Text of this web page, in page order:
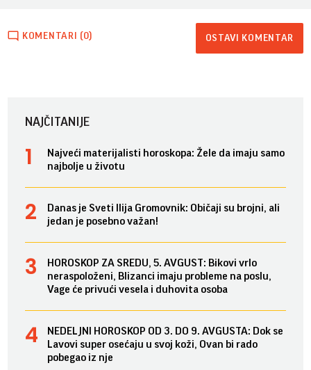
KOMENTARI (0) OSTAVI KOMENTAR
NAJČITANIJE
Najveći materijalisti horoskopa: Žele da imaju samo
najbolje u životu
Danas je Sveti Ilija Gromovnik: Običaji su brojni, ali
jedan je posebno važan!
HOROSKOP ZA SREDU, 5. AVGUST: Bikovi vrlo
neraspoloženi, Blizanci imaju probleme na poslu,
Vage će privući vesela i duhovita osoba
NEDELJNI HOROSKOP OD 3. DO 9. AVGUSTA: Dok se
Lavovi super osećaju u svoj koži, Ovan bi rado
pobegao iz nje